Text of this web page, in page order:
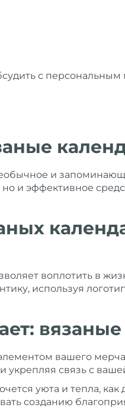
с
и
и эффективное
воплотить в
используя
вашего
укрепляя связь с
уюта и тепла,
созданию